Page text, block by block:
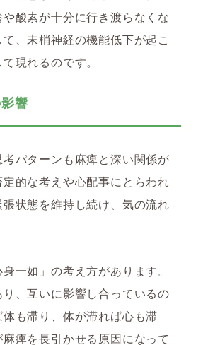
酸素が十分に行き渡らなくな
、末梢神経の機能低下が起こ
現れるのです。
響
パターンも麻痺と深い関係が
的な考えや心配事にとらわれ
状態を維持し続け、気の流れ
一如」の考え方があります。
、互いに影響し合っているの
も滞り、体が滞れば心も滞
痺を長引かせる原因になって